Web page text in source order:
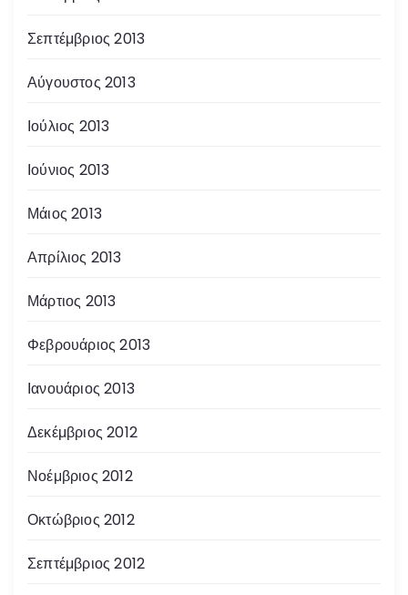
Σεπτέμβριος 2013
Αύγουστος 2013
Ιούλιος 2013
Ιούνιος 2013
Μάιος 2013
Απρίλιος 2013
Μάρτιος 2013
Φεβρουάριος 2013
Ιανουάριος 2013
Δεκέμβριος 2012
Νοέμβριος 2012
Οκτώβριος 2012
Σεπτέμβριος 2012